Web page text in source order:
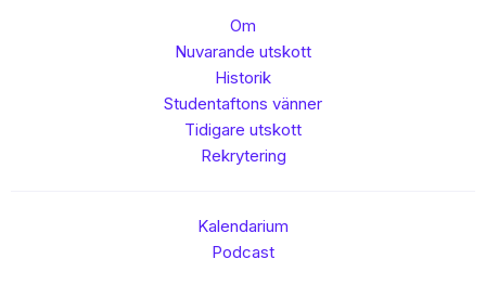
Om
Nuvarande utskott
Historik
Studentaftons vänner
Tidigare utskott
Rekrytering
Kalendarium
Podcast